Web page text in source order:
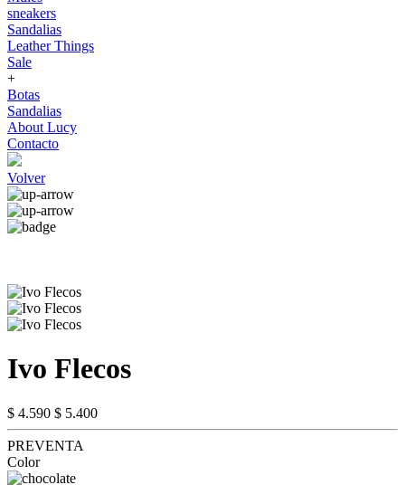
sneakers
Sandalias
Leather Things
Sale
+
Botas
Sandalias
About Lucy
Contacto
Volver
Ivo Flecos
$ 4.590 $ 5.400
PREVENTA
Color